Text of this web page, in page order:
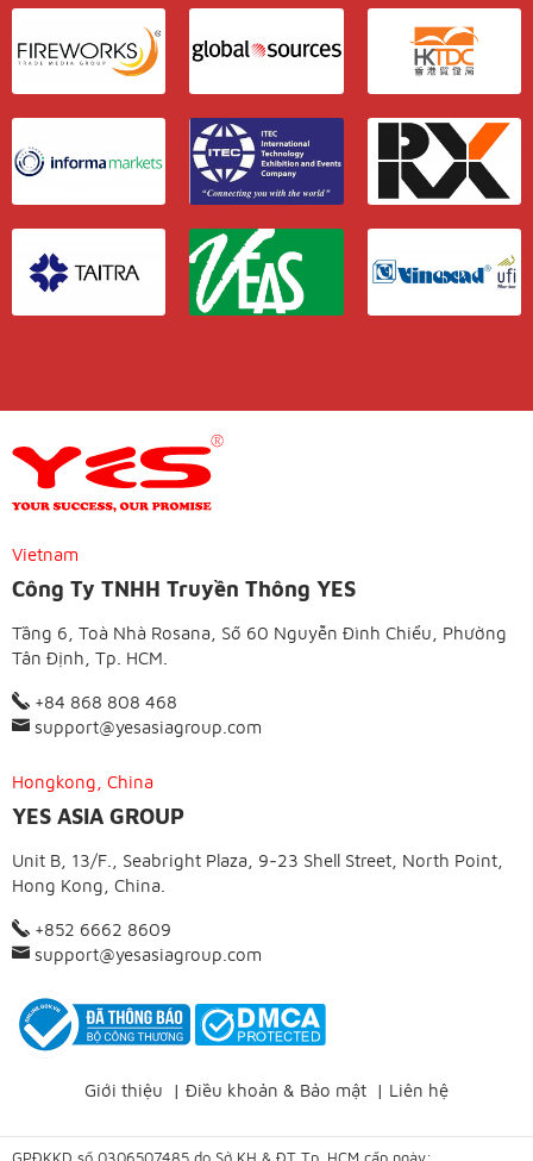
Vietnam
Công Ty TNHH Truyền Thông YES
Tầng 6, Toà Nhà Rosana, Số 60 Nguyễn Đình Chiểu, Phường
Tân Định, Tp. HCM.
+84 868 808 468
support@yesasiagroup.com
Hongkong, China
YES ASIA GROUP
Unit B, 13/F., Seabright Plaza, 9-23 Shell Street, North Point,
Hong Kong, China.
+852 6662 8609
support@yesasiagroup.com
Giới thiệu | Điều khoản & Bảo mật | Liên hệ